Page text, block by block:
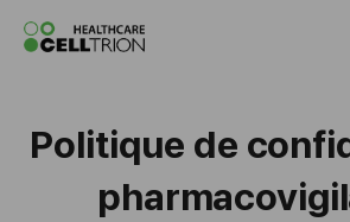
Celltrion the Global
Politique de